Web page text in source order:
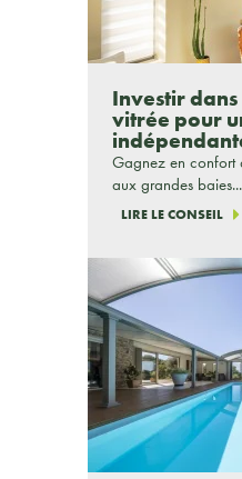
Investir
vitrée pour
Gagnez en confort
aux grandes baies...
LIRE LE CONSEIL